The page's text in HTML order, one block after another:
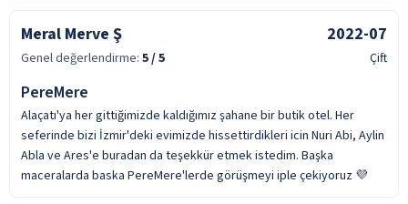
Meral Merve Ş 2022-07
Genel değerlendirme: 5/ 5 Çift
PereMere
Alaçatı'ya her gittiğimizde kaldığımız şahane bir butik otel. Her
seferinde bizi İzmir'deki evimizde hissettirdikleri icin Nuri Abi, Aylin
Abla ve Ares'e buradan da teşekkür etmek istedim. Başka
maceralarda baska PereMere'lerde görüşmeyi iple çekiyoruz 💜